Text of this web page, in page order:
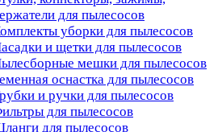
для пылесосов
уборки для пылесосов
и щетки для пылесосов
мешки для пылесосов
оснастка для пылесосов
и ручки для пылесосов
для пылесосов
для пылесосов